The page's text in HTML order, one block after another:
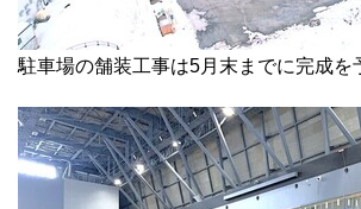
駐車場の舗装工事は5月末までに完成を